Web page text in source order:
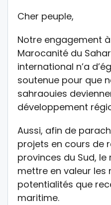
Cher peuple,
Notre engagement
Marocanité du
international n’a
soutenue pour que
sahraouies
développement
Aussi, afin de
projets en cours de
provinces du Sud,
mettre en valeur les
potentialités que
maritime.